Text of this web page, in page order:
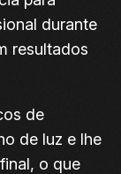
durante
resultados
de
de luz e lhe
o que